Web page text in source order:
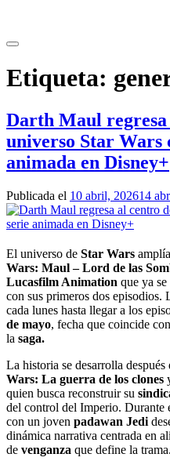
contenido
Etiqueta:
Darth Maul
universo Star Wars
animada en Disney+
Publicada el 10 abril, 202614
El universo de Star Wars
Wars: Maul – Lord de las
Lucasfilm Animation que ya
con sus primeros dos episodios.
cada lunes hasta llegar a los
de mayo, fecha que coincide
la saga.
La historia se desarrolla
Wars: La guerra de los clones
quien busca reconstruir su
del control del Imperio. Durante
con un joven padawan Jedi
dinámica narrativa centrada en
de venganza que define la trama.